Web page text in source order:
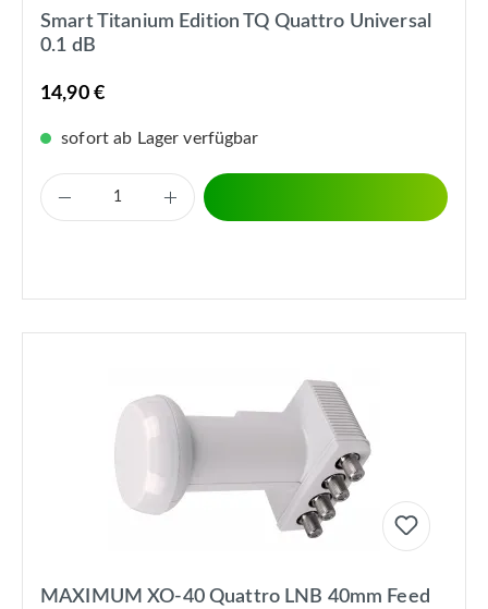
Smart Titanium Edition TQ Quattro Universal
0.1 dB
14,90 €
sofort ab Lager verfügbar
MAXIMUM XO-40 Quattro LNB 40mm Feed